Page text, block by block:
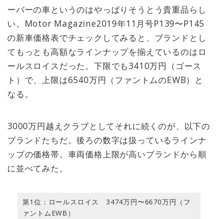
ーバーの車というのはやっぱりそうとう貴重品らし
い。Motor Magazine2019年11月号P139〜P145
の新車価格表でチェックしてみると、ブランドとし
てもっとも高額なラインナップを揃えているのはロ
ールスロイスだった。下限でも3410万円（ゴース
ト）で、上限は6540万円（ファントムのEWB）と
なる。
3000万円越えクラブとしてそれに続くのが、以下の
ブランドたちだ。後ろの数字は扱っているラインナ
ップの価格帯。車両価格上限が高いブランドから順
に並べてみた。
第1位：ロールスロイス 3474万円〜6670万円（フ
ァントムEWB）